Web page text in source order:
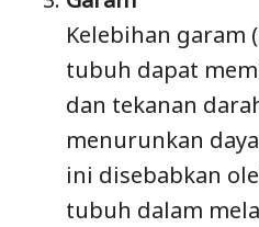
Kelebihan garam
tubuh dapat
dan tekanan
menurunkan
ini disebabkan
tubuh dalam